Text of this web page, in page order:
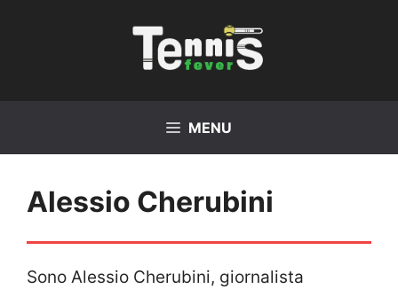
MENU
Alessio Cherubini
Sono Alessio Cherubini, giornalista